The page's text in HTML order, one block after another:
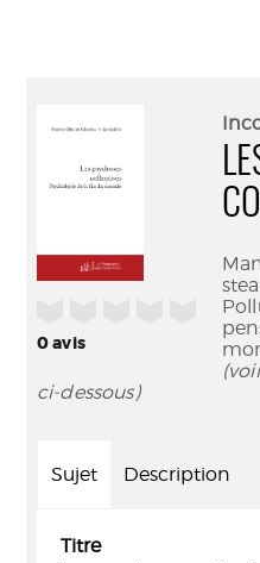
0avis
ci-dessous)
Sujet Description
Titre